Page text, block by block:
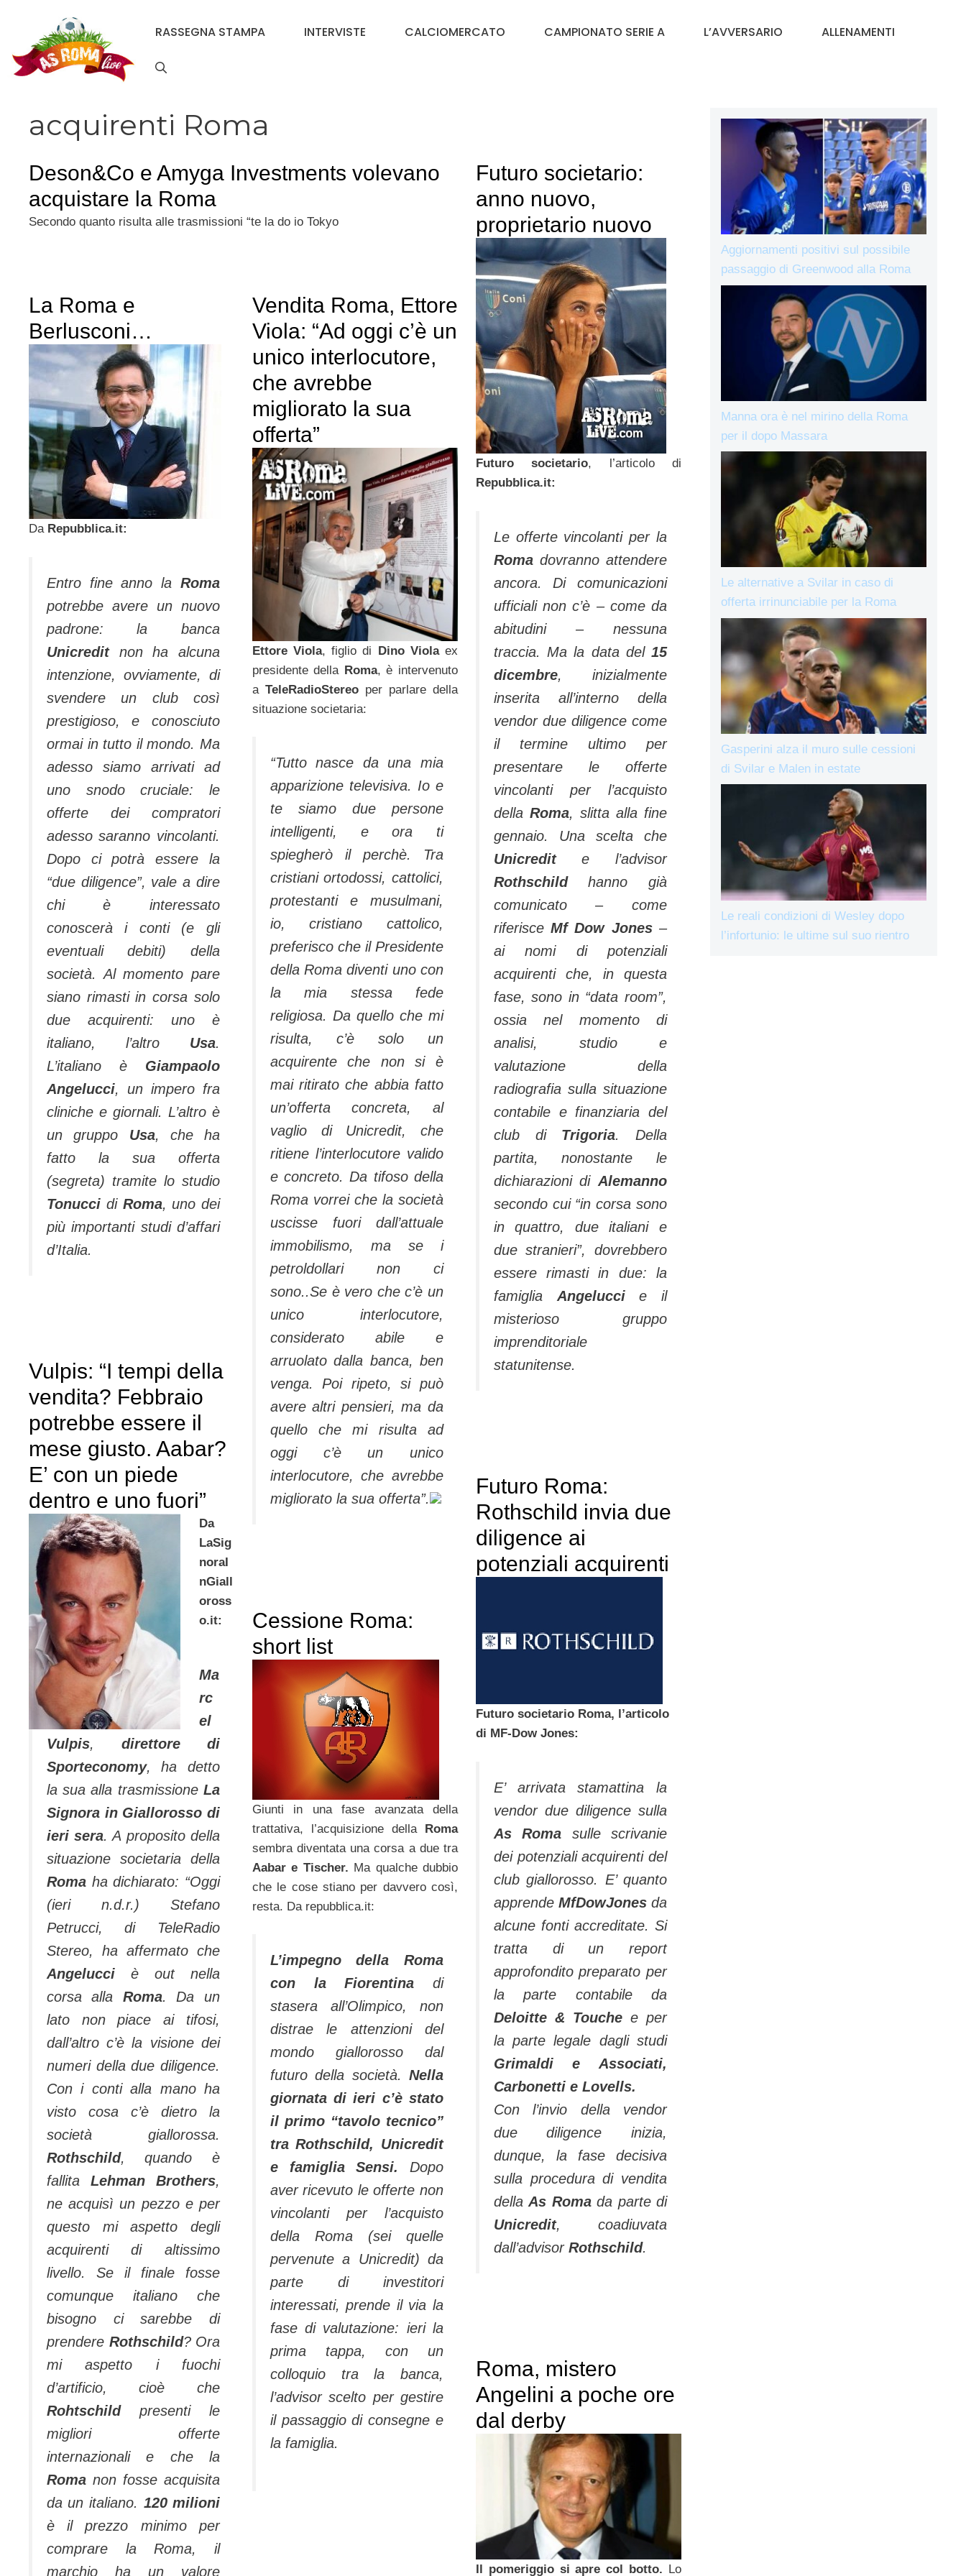
contenuto
RASSEGNA STAMPA INTERVISTE CALCIOMERCATO CAMPIONATO SERIE A L’AVVERSARIO ALLENAMENTI
acquirenti Roma
Deson&Co e Amyga Investments volevano
acquistare la Roma
Secondo quanto risulta alle trasmissioni “te la do io Tokyo
Futuro societario:
anno nuovo,
proprietario nuovo
Futuro societario, l’articolo di
Repubblica.it:
Le offerte vincolanti per la
Roma dovranno attendere
ancora. Di comunicazioni
ufficiali non c’è – come da
abitudini – nessuna
traccia. Ma la data del 15
dicembre, inizialmente
inserita all’interno della
vendor due diligence come
il termine ultimo per
presentare le offerte
vincolanti per l’acquisto
della Roma, slitta alla fine
gennaio. Una scelta che
Unicredite l’advisor
Rothschildhanno già
comunicato – come
riferisceMf Dow Jones –
ai nomi di potenziali
acquirenti che, in questa
fase, sono in “data room”,
ossia nel momento di
analisi, studio e
valutazione della
radiografia sulla situazione
contabile e finanziaria del
club di Trigoria. Della
partita, nonostante le
dichiarazioni di Alemanno
secondo cui “in corsa sono
in quattro, due italiani e
due stranieri”, dovrebbero
essere rimasti in due: la
famiglia Angeluccie il
misterioso gruppo
imprenditoriale
statunitense.
La Roma e
Berlusconi…
Da Repubblica.it:
Entro fine anno la Roma
potrebbe avere un nuovo
padrone: la banca
Unicreditnon ha alcuna
intenzione, ovviamente, di
svendere un club così
prestigioso, e conosciuto
ormai in tutto il mondo. Ma
adesso siamo arrivati ad
uno snodo cruciale: le
offerte dei compratori
adesso saranno vincolanti.
Dopo ci potrà essere la
“due diligence”, vale a dire
chi è interessato
conoscerà i conti (e gli
eventuali debiti) della
società. Al momento pare
siano rimasti in corsa solo
due acquirenti: uno è
italiano, l’altro Usa.
L’italiano è Giampaolo
Angelucci, un impero fra
cliniche e giornali. L’altro è
un gruppo Usa, che ha
fatto la sua offerta
(segreta) tramite lo studio
Tonucci di Roma, uno dei
più importanti studi d’affari
d’Italia.
Vendita Roma, Ettore
Viola: “Ad oggi c’è un
unico interlocutore,
che avrebbe
migliorato la sua
offerta”
Ettore Viola, figlio di Dino Violaex
presidente della Roma, è intervenuto
a TeleRadioStereoper parlare della
situazione societaria:
“Tutto nasce da una mia
apparizione televisiva. Io e
te siamo due persone
intelligenti, e ora ti
spiegherò il perchè. Tra
cristiani ortodossi, cattolici,
protestanti e musulmani,
io, cristiano cattolico,
preferisco che il Presidente
della Roma diventi uno con
la mia stessa fede
religiosa. Da quello che mi
risulta, c’è solo un
acquirente che non si è
mai ritirato che abbia fatto
un’offerta concreta, al
vaglio di Unicredit, che
ritiene l’interlocutore valido
e concreto. Da tifoso della
Roma vorrei che la società
uscisse fuori dall’attuale
immobilismo, ma se i
petroldollari non ci
sono..Se è vero che c’è un
unico interlocutore,
considerato abile e
arruolato dalla banca, ben
venga. Poi ripeto, si può
avere altri pensieri, ma da
quello che mi risulta ad
oggi c’è un unico
interlocutore, che avrebbe
migliorato la sua offerta”.
Vulpis: “I tempi della
vendita? Febbraio
potrebbe essere il
mese giusto. Aabar?
E’ con un piede
dentro e uno fuori”
Da
LaSig
noraI
nGiall
oross
o.it:
Ma
rc
el
Vulpis, direttore di
Sporteconomy, ha detto
la sua alla trasmissione La
Signora in Giallorosso di
ieri sera. A proposito della
situazione societaria della
Roma ha dichiarato: “Oggi
(ieri n.d.r.) Stefano
Petrucci, di TeleRadio
Stereo, ha affermato che
Angelucci è out nella
corsa alla Roma. Da un
lato non piace ai tifosi,
dall’altro c’è la visione dei
numeri della due diligence.
Con i conti alla mano ha
visto cosa c’è dietro la
società giallorossa.
Rothschild, quando è
fallita Lehman Brothers,
ne acquisì un pezzo e per
questo mi aspetto degli
acquirenti di altissimo
livello. Se il finale fosse
comunque italiano che
bisogno ci sarebbe di
prendere Rothschild? Ora
mi aspetto i fuochi
d’artificio, cioè che
Rohtschild presenti le
migliori offerte
internazionali e che la
Roma non fosse acquisita
da un italiano. 120 milioni
è il prezzo minimo per
comprare la Roma, il
marchio ha un valore
Futuro Roma:
Rothschild invia due
diligence ai
potenziali acquirenti
Futuro societario Roma, l’articolo
di MF-Dow Jones:
E’ arrivata stamattina la
vendor due diligence sulla
As Roma sulle scrivanie
dei potenziali acquirenti del
club giallorosso. E’ quanto
apprende MfDowJonesda
alcune fonti accreditate. Si
tratta di un report
approfondito preparato per
la parte contabile da
Deloitte & Touche e per
la parte legale dagli studi
Grimaldi e Associati,
Carbonetti e Lovells.
Con l’invio della vendor
due diligence inizia,
dunque, la fase decisiva
sulla procedura di vendita
dellaAs Romada parte di
Unicredit, coadiuvata
dall’advisor Rothschild.
Cessione Roma:
short list
Giunti in una fase avanzata della
trattativa, l’acquisizione della Roma
sembra diventata una corsa a due tra
Aabar e Tischer. Ma qualche dubbio
che le cose stiano per davvero così,
resta. Da repubblica.it:
L’impegno della Roma
con la Fiorentina di
stasera all’Olimpico, non
distrae le attenzioni del
mondo giallorosso dal
futuro della società. Nella
giornata di ieri c’è stato
il primo “tavolo tecnico”
tra Rothschild, Unicredit
e famiglia Sensi.
Dopo
aver ricevuto le offerte non
vincolanti per l’acquisto
della Roma (sei quelle
pervenute a Unicredit) da
parte di investitori
interessati, prende il via la
fase di valutazione: ieri la
prima tappa, con un
colloquio tra la banca,
l’advisor scelto per gestire
il passaggio di consegne e
la famiglia.
Roma, mistero
Angelini a poche ore
dal derby
Il pomeriggio si apre col botto. Lo
Aggiornamenti positivi sul possibile
passaggio di Greenwood alla Roma
Manna ora è nel mirino della Roma
per il dopo Massara
Le alternative a Svilar in caso di
offerta irrinunciabile per la Roma
Gasperini alza il muro sulle cessioni
di Svilar e Malen in estate
Le reali condizioni di Wesley dopo
l’infortunio: le ultime sul suo rientro